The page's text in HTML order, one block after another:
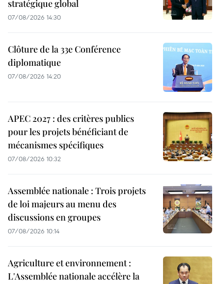
stratégique global
07/08/2026 14:30
Clôture de la 33e Conférence
diplomatique
07/08/2026 14:20
APEC 2027 : des critères publics
pour les projets bénéficiant de
mécanismes spécifiques
07/08/2026 10:32
Assemblée nationale : Trois projets
de loi majeurs au menu des
discussions en groupes
07/08/2026 10:14
Agriculture et environnement :
L'Assemblée nationale accélère la